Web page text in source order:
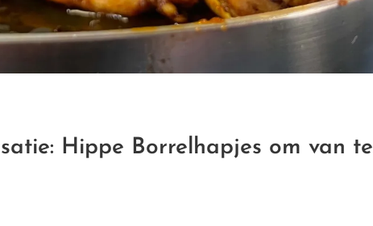
Hippe Borrelhapjes om van te